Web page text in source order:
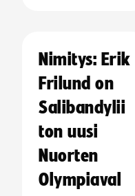
Nimitys: Erik
Frilund on
Salibandylii
ton uusi
Nuorten
Olympiaval